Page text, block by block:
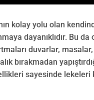
kolay yolu olan
dayanıklıdır. Bu
duvarlar,
bırakmadan
sayesinde